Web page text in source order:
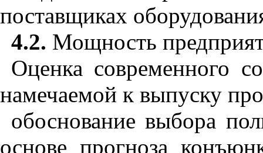
поставщиках
4.2. Мощность
Оценка современного
намечаемой к выпуску
обоснование выбора
основе прогноза